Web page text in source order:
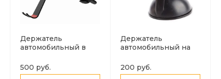
Держатель
автомобильный в
беспроводной
зарядкой
500 руб.
Держатель
автомобильный на
К4
200 руб.